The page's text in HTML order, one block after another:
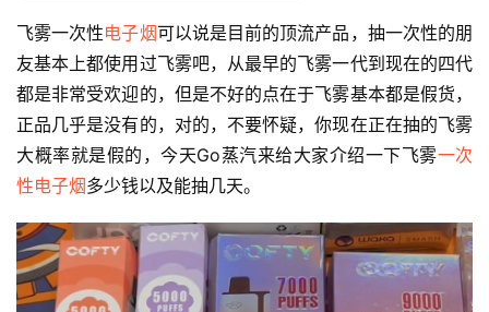
飞雾一次性电子烟可以说是目前的顶流产品，抽一次性的朋
友基本上都使用过飞雾吧，从最早的飞雾一代到现在的四代
都是非常受欢迎的，但是不好的点在于飞雾基本都是假货，
正品几乎是没有的，对的，不要怀疑，你现在正在抽的飞雾
大概率就是假的，今天Go蒸汽来给大家介绍一下飞雾一次
性电子烟多少钱以及能抽几天。